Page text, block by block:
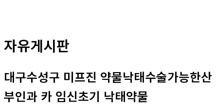
자유게시판
대구수성구 미프진 약물낙태수술가능한산
부인과 카 임신초기 낙­태약물